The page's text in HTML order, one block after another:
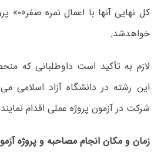
کل
خواهدشد.
لازم به تأکید است داوطلبانی که
این رشته در دانشگاه آزاد اسلامی
شرکت در آزمون پروژه عملی اقدام
زمان و مکان انجام مصاحبه و پروژه